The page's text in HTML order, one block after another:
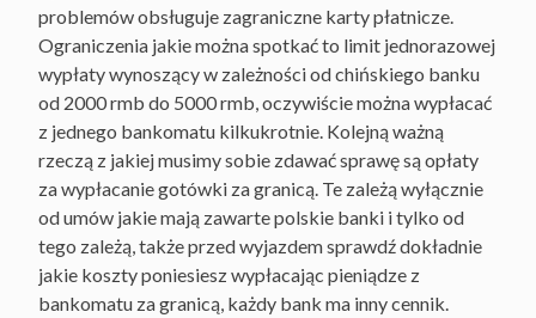
problemów obsługuje zagraniczne karty płatnicze.
Ograniczenia jakie można spotkać to limit jednorazowej
wypłaty wynoszący w zależności od chińskiego banku
od 2000 rmb do 5000 rmb, oczywiście można wypłacać
z jednego bankomatu kilkukrotnie. Kolejną ważną
rzeczą z jakiej musimy sobie zdawać sprawę są opłaty
za wypłacanie gotówki za granicą. Te zależą wyłącznie
od umów jakie mają zawarte polskie banki i tylko od
tego zależą, także przed wyjazdem sprawdź dokładnie
jakie koszty poniesiesz wypłacając pieniądze z
bankomatu za granicą, każdy bank ma inny cennik.